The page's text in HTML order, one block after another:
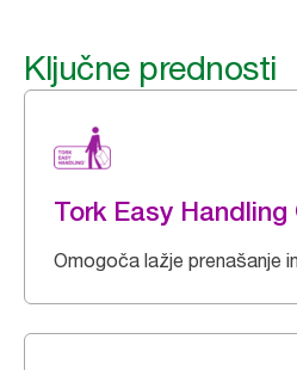
Ključne prednosti
Tork Easy
Omogoča lažje prenašanje